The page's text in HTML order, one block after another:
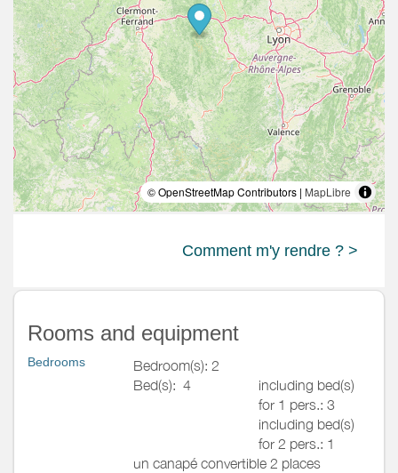
© OpenStreetMap Contributors | MapLibre
Comment m'y rendre ? >
Rooms and equipment
Bedrooms
Bedroom(s): 2
Bed(s): 4
including bed(s)
for 1 pers.: 3
including bed(s)
for 2 pers.: 1
un canapé convertible 2 places